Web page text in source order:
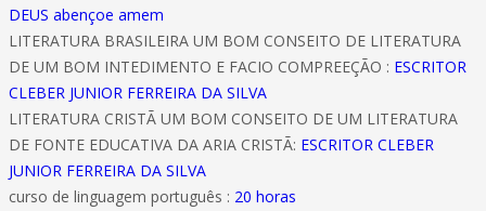
DEUS abençoe amem
LITERATURA BRASILEIRA UM BOM CONSEITO DE LITERATURA
DE UM BOM INTEDIMENTO E FACIO COMPREEÇÃO : ESCRITOR
CLEBER JUNIOR FERREIRA DA SILVA
LITERATURA CRISTÃ UM BOM CONSEITO DE UM LITERATURA
DE FONTE EDUCATIVA DA ARIA CRISTÃ: ESCRITOR CLEBER
JUNIOR FERREIRA DA SILVA
curso de linguagem português : 20 horas